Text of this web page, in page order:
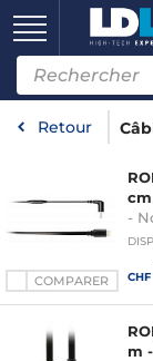
Retour
COMPARER
-
CHF
m